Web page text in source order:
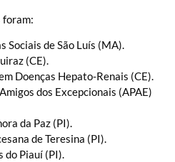
foram:
Sociais de São Luís (MA).
(CE).
Doenças Hepato-Renais (CE).
dos Excepcionais (APAE)
da Paz (PI).
de Teresina (PI).
do Piauí (PI).